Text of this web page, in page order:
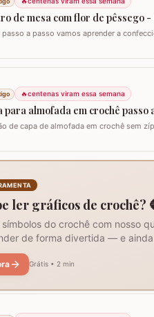
de mesa com flor de pêssego -
passo a passo vamos aprender a
🔥centenas viram essa semana
para almofada em crochê passo
de capa de almofada em crochê sem
ler gráficos de crochê?
símbolos do crochê com nosso
de forma divertida — e ainda
Grátis • 2 min